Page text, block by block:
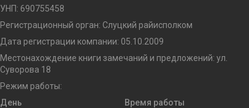
УНП: 690755458
Регистрационный орган: Слуцкий райисполком
Дата регистрации компании: 05.10.2009
Местонахождение книги замечаний и предложений: ул.
Суворова 18
Режим работы:
День
Время работы